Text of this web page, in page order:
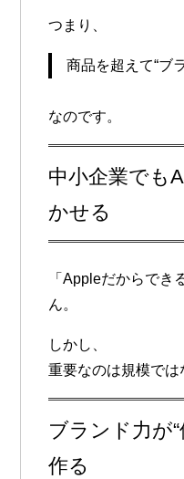
つまり、
商品を超えて“ブ
なのです。
中小企業でも
かせる
「Appleだからでき
ん。
しかし、
重要なのは規模では
ブランド力が
作る